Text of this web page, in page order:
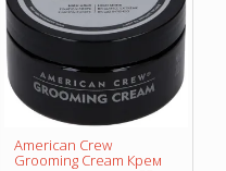
American Crew
Grooming Cream Крем